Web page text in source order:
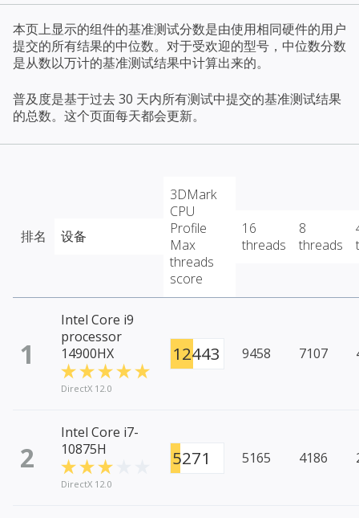
本页上显示的组件的基准测试分数是由使用相同硬件的用户
提交的所有结果的中位数。对于受欢迎的型号，中位数分数
是从数以万计的基准测试结果中计算出来的。
普及度是基于过去 30 天内所有测试中提交的基准测试结果
的总数。这个页面每天都会更新。
排名 设备
3DMark
CPU
Profile
Max
threads
score
16
threads
8
threads
1
Intel Core i9
processor
14900HX
DirectX 12.0
12443 9458 7107
2
Intel Core i7-
10875H
DirectX 12.0
5271 5165 4186